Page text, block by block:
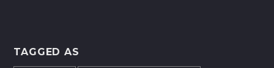
TAGGED AS